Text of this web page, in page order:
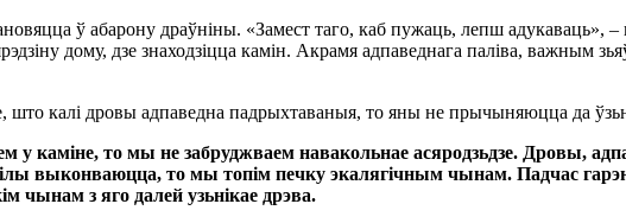
ў абарону драўніны. «Замест таго, каб пужаць, лепш адукаваць»,
дому, дзе знаходзіцца камін. Акрамя адпаведнага паліва, важным
калі дровы адпаведна падрыхтаваныя, то яны не прычыняюцца да
каміне, то мы не забруджваем навакольнае асяродзьдзе. Дровы,
выконваюцца, то мы топім печку экалягічным чынам. Падчас
чынам з яго далей узьнікае дрэва.